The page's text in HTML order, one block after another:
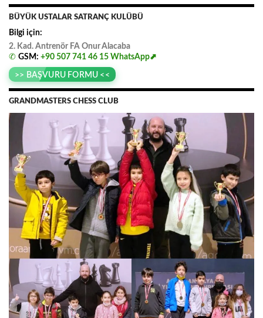
BÜYÜK USTALAR SATRANÇ KULÜBÜ
Bilgi için:
2. Kad. Antrenör FA Onur.Alacaba
✆ GSM: +90 507 741 46 15 WhatsApp⬈
>> BAŞVURU FORMU <<
GRANDMASTERS CHESS CLUB